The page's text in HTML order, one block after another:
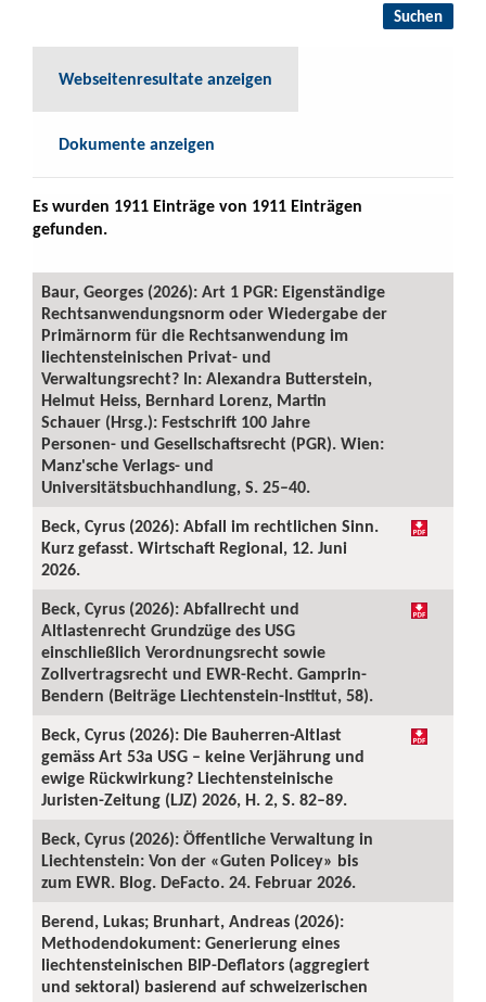
Webseitenresultate anzeigen
Dokumente anzeigen
Es wurden 1911 Einträge von 1911 Einträgen
gefunden.
Baur, Georges (2026): Art 1 PGR: Eigenständige
Rechtsanwendungsnorm oder Wiedergabe der
Primärnorm für die Rechtsanwendung im
liechtensteinischen Privat- und
Verwaltungsrecht? In: Alexandra Butterstein,
Helmut Heiss, Bernhard Lorenz, Martin
Schauer (Hrsg.): Festschrift 100 Jahre
Personen- und Gesellschaftsrecht (PGR). Wien:
Manz'sche Verlags- und
Universitätsbuchhandlung, S. 25–40.
Beck, Cyrus (2026): Abfall im rechtlichen Sinn.
Kurz gefasst. Wirtschaft Regional, 12. Juni
2026.
Beck, Cyrus (2026): Abfallrecht und
Altlastenrecht Grundzüge des USG
einschließlich Verordnungsrecht sowie
Zollvertragsrecht und EWR-Recht. Gamprin-
Bendern (Beiträge Liechtenstein-Institut, 58).
Beck, Cyrus (2026): Die Bauherren-Altlast
gemäss Art 53a USG – keine Verjährung und
ewige Rückwirkung? Liechtensteinische
Juristen-Zeitung (LJZ) 2026, H. 2, S. 82–89.
Beck, Cyrus (2026): Öffentliche Verwaltung in
Liechtenstein: Von der «Guten Policey» bis
zum EWR. Blog. DeFacto. 24. Februar 2026.
Berend, Lukas; Brunhart, Andreas (2026):
Methodendokument: Generierung eines
liechtensteinischen BIP-Deflators (aggregiert
und sektoral) basierend auf schweizerischen